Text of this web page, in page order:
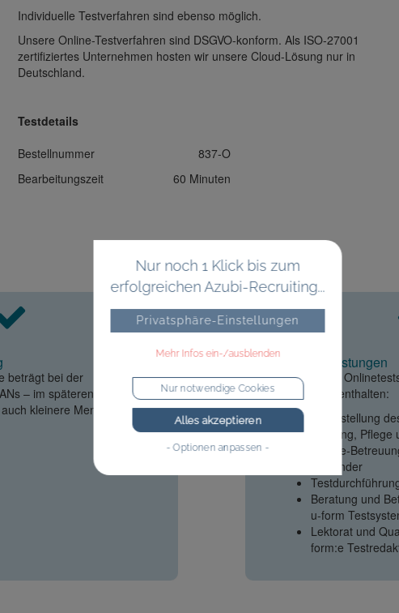
Individuelle Testverfahren sind ebenso möglich.
Unsere Online-Testverfahren sind DSGVO-konform. Als ISO-27001
zertifiziertes Unternehmen hosten wir unsere Cloud-Lösung nur in
Deutschland.
Testdetails
Bestellnummer
837-O
Bearbeitungszeit
60 Minuten
beträgt bei der
– im späteren Verlauf
kleinere Mengen
Unsere Leistungen
Im Preis der
Leistungen enthalten:
Bereitstellung
Wartung,
Hotline-
Anwender
Beratung und
u-form
Lektorat und
form:e
Nur noch 1 Klick bis zum
erfolgreichen Azubi-Recruiting...
Privatsphäre-Einstellungen
Mehr Infos ein-/ausblenden
Nur notwendige Cookies
Alles akzeptieren
- Optionen anpassen -